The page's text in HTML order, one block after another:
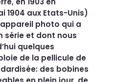
1904 aux Etats-Unis)
photo qui a
série et dont nous
quelques
de la pellicule de
des bobines